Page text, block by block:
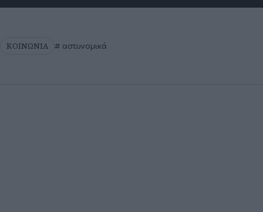
ΚΟΙΝΩΝΙΑ αστυνομικά